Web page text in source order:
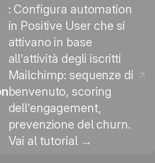
: Configura automation
in Positive User che si
attivano in base
all’attività degli iscritti
Mailchimp: sequenze di
benvenuto, scoring
dell’engagement,
prevenzione del churn.
Vai al tutorial →